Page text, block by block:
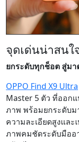
จุดเด่นน่าสนใ
ยกระดับทุกช็อต สู่มา
OPPO Find X9 Ultra
Master 5 ตัว ที่ออก
ภาพ พร้อมยกระดับม
ความละเอียดสูงแล
ภาพคมชัดระดับมือ